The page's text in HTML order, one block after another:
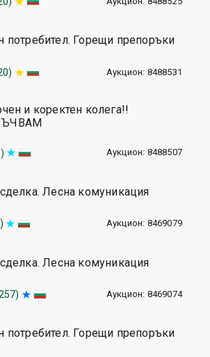
потребител. Горещи препоръки
Аукцион: 8488531
и коректен колега!!
Аукцион: 8488507
Лесна комуникация
Аукцион: 8469079
Лесна комуникация
Аукцион: 8469074
потребител. Горещи препоръки